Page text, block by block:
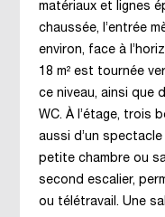
matériaux et lignes
chaussée, l’entrée
environ, face à
18 m² est tournée
ce niveau, ainsi que
WC. À l’étage, trois
aussi d’un
petite chambre ou
second escalier,
ou télétravail. Une